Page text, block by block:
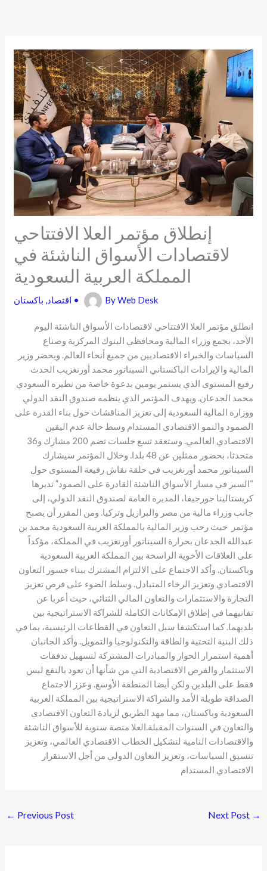
إنطلاق مؤتمر العلا الافتتاحي
لاقتصادات الأسواق الناشئة في
المملكة العربية السعودية
اقتصاد, باكستان • ByWeb Desk
انطلق مؤتمر العلا الافتتاحي لاقتصادات الأسواق الناشئة اليوم
الأحد، بجمع وزراء المالية ومحافظي البنوك المركزية وصناع
السياسات والخبراء الاقتصاديين من جميع أنحاء العالم. ويحضر وزير
المالية والإيرادات الباكستاني السيناتور محمد أورنغزيب الحدث
رفيع المستوى الذي يستمر يومين بدعوة خاصة من نظيره السعودي
محمد الجدعان. ويهدف المؤتمر الذي ينظمه صندوق النقد الدولي
ووزارة المالية السعودية إلى تعزيز المناقشات حول بناء القدرة على
الصمود والنمو الاقتصادي المستدام وسط حالة عدم اليقين
الاقتصادي العالمي. وستعقد تسع جلسات تضم 200 مشارك و36
متحدثا، بحضور ممثلين عن 48 بلدا. وخلال المؤتمر سيشارك
السيناتور محمد أورنغزيب في حلقة نقاش رفيعة المستوى حول
“السير في مسار الأسواق الناشئة القادرة على الصمود” تديرها
كريستالينا جورجيفا، المديرة العامة لصندوق النقد الدولي، إلى
جانب وزراء مالية من مصر والبرازيل وتركيا. ومن المقرر أن يصبح
مؤتمر حيث رحب وزير المالية بالمملكة العربية السعودية محمد بن
عبدالله الجدعان بحرارة السيناتور أورنغزيب في المملكة، مؤكداً
على العلاقات الأخوية الراسخة بين المملكة العربية السعودية
وباكستان. وأكد الاجتماع على الالتزام المشترك ببناء جسور التعاون
الاقتصادي وتعزيز الرخاء المتبادل. وسلط الضوء على فرص تعزيز
التجارة والاستثمارات والتعاون المالي الثنائي، حيث أعربا عن
تفانيهما في إطلاق الإمكانات الكاملة للشراكة الاستراتيجية بين
بلديهما. كما استكشفا سبل التعاون في القطاعات الرئيسية، بما في
ذلك البنية التحتية والطاقة والتكنولوجيا والتمويل. وأكد الجانبان
أهمية استمرار الحوار والمبادرات المشتركة لتسهيل تدفقات
الاستثمار والفرص الاقتصادية التي من شأنها أن تعود بالنفع ليس
فقط على البلدين ولكن أيضا المنطقة الأوسع. وعزز الاجتماع
الصداقة طويلة الأمد والشراكة الاستراتيجية بين المملكة العربية
السعودية وباكستان، مما مهد الطريق لزيادة التعاون الاقتصادي
والتعاون في السنوات المقبلة.العلا منصة سنوية للأسواق الناشئة
والاقتصادات النامية لتشكيل الخطاب الاقتصادي العالمي، وتعزيز
تنسيق السياسات، وتعزيز التعاون الدولي من أجل الاستقرار
الاقتصادي المستدام
← Previous Post Next Post →